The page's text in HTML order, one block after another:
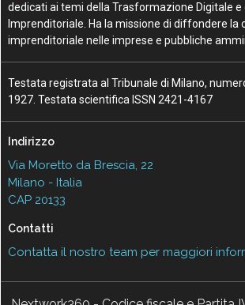
dedicati ai temi della Trasformazione Digitale e
Imprenditoriale. Ha la missione di diffondere la
imprenditoriale nelle imprese e pubbliche
Testata registrata al Tribunale di Milano,
1927. Testata scientifica ISSN 2421-4167
Indirizzo
Via Moretto da Brescia, 22
Milano - Italia
CAP 20133
Contatti
Contatta il nostro team per maggiori